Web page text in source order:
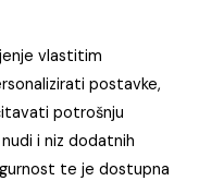
vlastitim
postavke,
potrošnju
i niz dodatnih
te je dostupna